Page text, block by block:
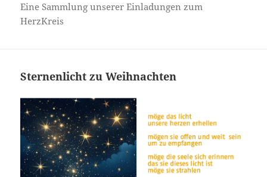
Eine Sammlung unserer Einladungen zum
HerzKreis
Sternenlicht zu Weihnachten